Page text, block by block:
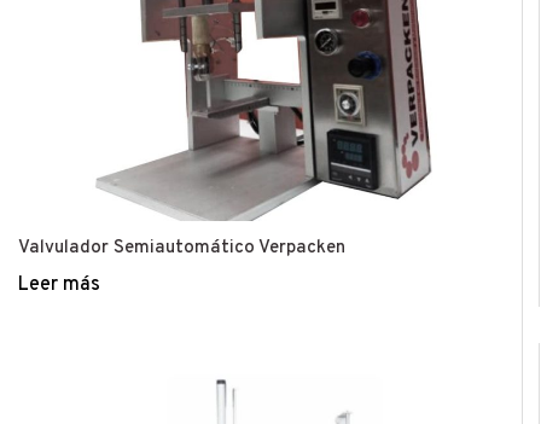
Valvulador Semiautomático Verpacken
Leer más